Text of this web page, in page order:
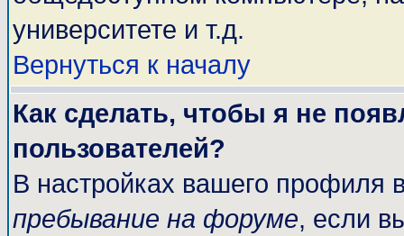
университете и т.д.
Вернуться к началу
Как сделать, чтобы я не
пользователей?
В настройках вашего профиля
пребывание на форуме, если